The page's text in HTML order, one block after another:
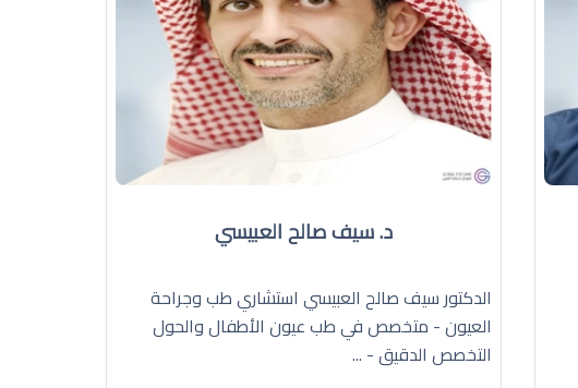
د. سيف صالح العبيسي
الدكتور سيف صالح العبيسي استشاري طب وجراحة
العيون - متخصص في طب عيون الأطفال والحول
التخصص الدقيق - ...